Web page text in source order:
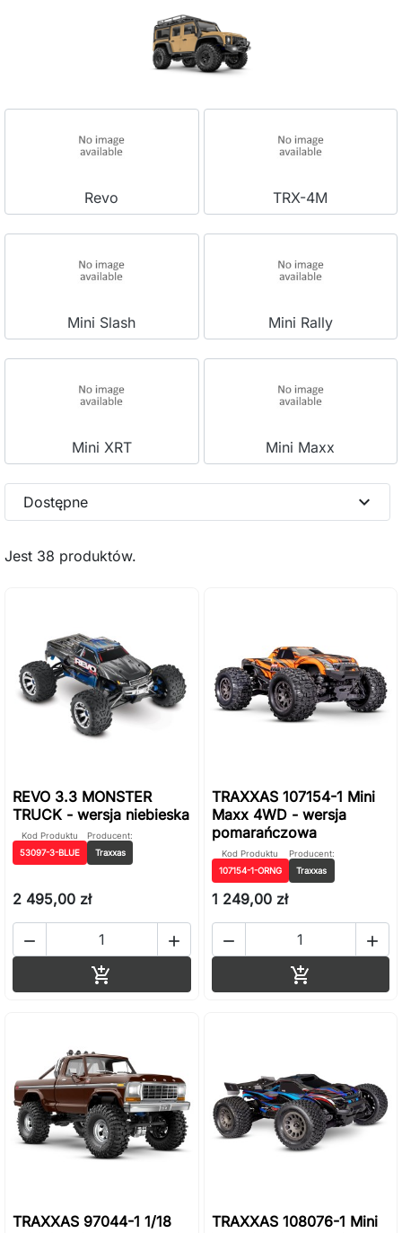
Revo TRX-4M
Mini Slash Mini Rally
Mini XRT Mini Maxx
Jest 38 produktów.
Dostępne expand_more
REVO 3.3 MONSTER
TRUCK - wersja niebieska
Kod Produktu
53097-3-BLUE
Producent:
Traxxas
2 495,00 zł
 

TRAXXAS 107154-1 Mini
Maxx 4WD - wersja
pomarańczowa
Kod Produktu
107154-1-ORNG
Producent:
Traxxas
1 249,00 zł
 

TRAXXAS 97044-1 1/18
TRAXXAS 108076-1 Mini